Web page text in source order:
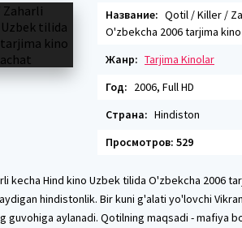
Название: Qotil / Killer /
O'zbekcha 2006 tarjima
Жанр: Tarjima Kinolar
Год: 2006, Full HD
Страна: Hindiston
Просмотров: 529
kecha Hind kino Uzbek tilida O'zbekcha 2006
hindistonlik. Bir kuni g'alati yo'lovchi
guvohiga aylanadi. Qotilning maqsadi - mafiya